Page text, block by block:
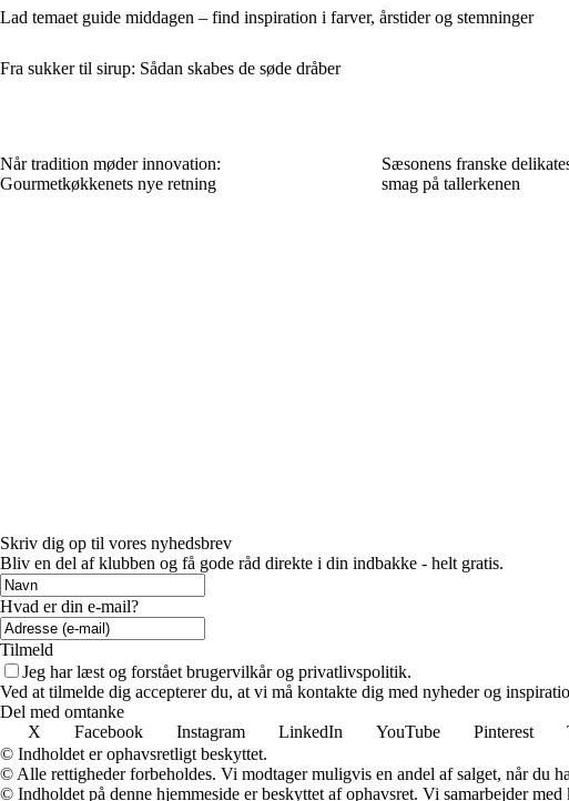
Lad temaet guide middagen – find inspiration i farver, årstider og stemninger
Fra sukker til sirup: Sådan skabes de søde dråber
Når tradition møder innovation:
Gourmetkøkkenets nye retning
Sæsonens franske
smag på tallerkenen
Skriv dig op til vores nyhedsbrev
Bliv en del af klubben og få gode råd direkte i din indbakke - helt gratis.
Hvad er din e-mail?
Tilmeld
Jeg har læst og forstået brugervilkår og privatlivspolitik.
Ved at tilmelde dig accepterer du, at vi må kontakte dig med nyheder og
Del med omtanke
X
Facebook Instagram LinkedIn YouTube Pinterest
© Indholdet er ophavsretligt beskyttet.
© Alle rettigheder forbeholdes. Vi modtager muligvis en andel af salget, når du
© Indholdet på denne hjemmeside er beskyttet af ophavsret. Vi samarbejder